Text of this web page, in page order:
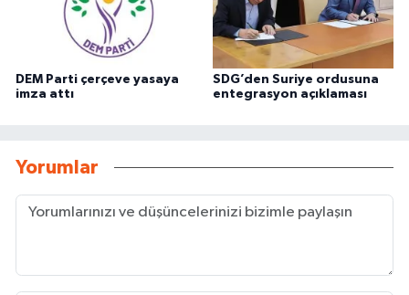
DEM Parti çerçeve yasaya
imza attı
SDG’den Suriye ordusuna
entegrasyon açıklaması
Yorumlar